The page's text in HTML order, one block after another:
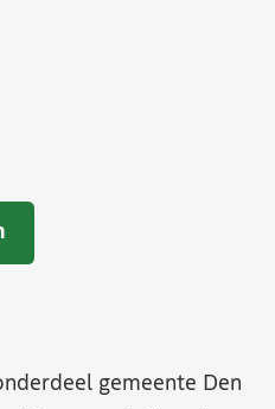
gemeente Den